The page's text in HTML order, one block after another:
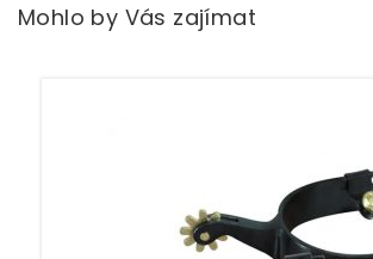
Mohlo by Vás zajímat